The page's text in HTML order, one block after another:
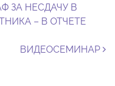
ЗА НЕСДАЧУ В
– В ОТЧЕТЕ
ВИДЕОСЕМИНАР